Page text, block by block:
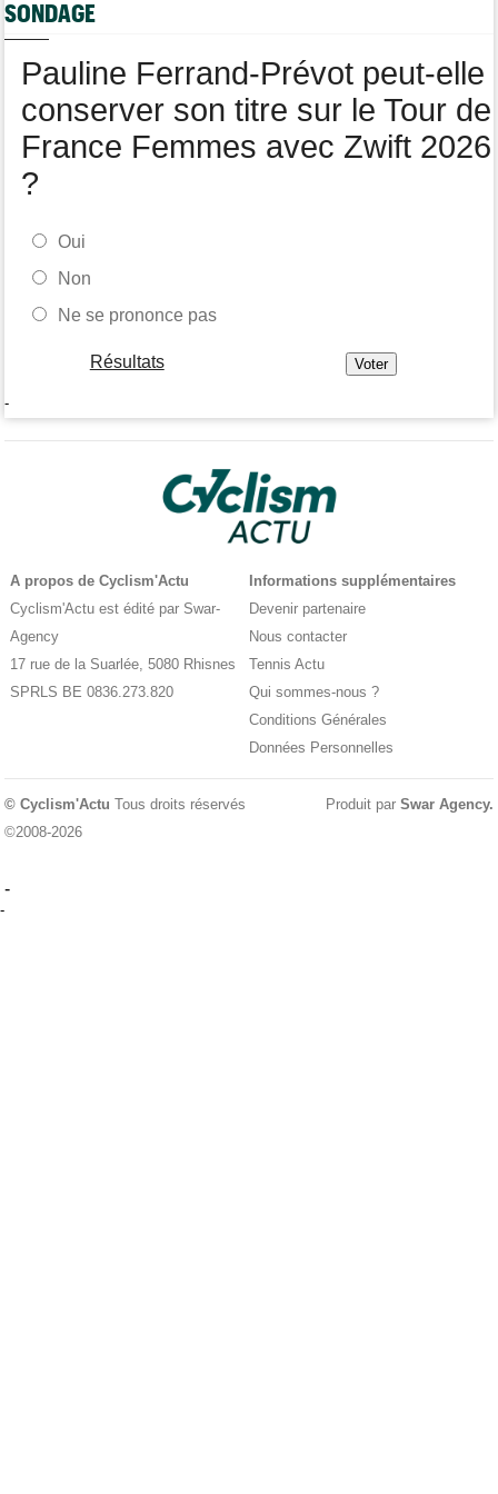
Jan Christen : "J'ai dû me retenir pour ne pas attaquer trop tôt"
Kasia Niewiadoma fait coup double sur la 7e étape
SONDAGE
Pauline Ferrand-Prévot peut-elle
conserver son titre sur le Tour de
France Femmes avec Zwift 2026
?
Oui
Non
Ne se prononce pas
Résultats
-
A propos de Cyclism'Actu
Cyclism'Actu est édité par Swar-
Agency
17 rue de la Suarlée, 5080 Rhisnes
SPRLS BE 0836.273.820
Informations supplémentaires
Devenir partenaire
Nous contacter
Tennis Actu
Qui sommes-nous ?
Conditions Générales
Données Personnelles
© Cyclism'Actu Tous droits réservés
©2008-2026
Produit par Swar Agency.
-
-